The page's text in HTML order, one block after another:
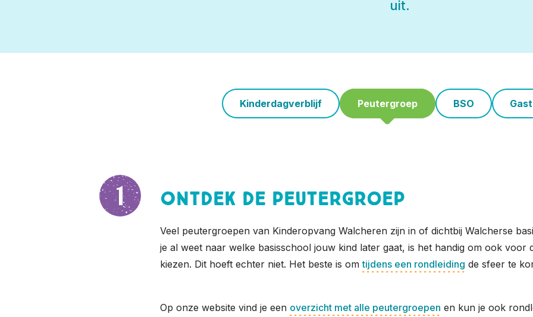
uit.
Kinderdagverblijf Peutergroep BSO
Ontdek de peutergroep
Veel peutergroepen van Kinderopvang Walcheren zijn in of dichtbij Walcherse
je al weet naar welke basisschool jouw kind later gaat, is het handig om ook voor
kiezen. Dit hoeft echter niet. Het beste is omtijdens een rondleiding de sfeer te
Op onze website vind je een overzicht met alle peutergroepen en kun je ook